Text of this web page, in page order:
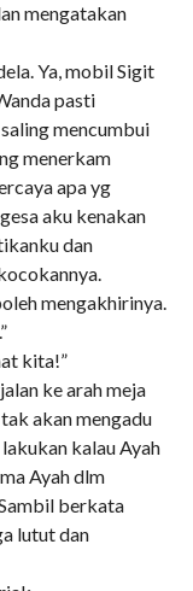
mengatakan
Ya, mobil Sigit
pasti
mencumbui
menerkam
apa yg
aku kenakan
dan
mengakhirinya.
kita!”
ke arah meja
akan mengadu
kalau Ayah
Ayah dlm
berkata
lutut dan